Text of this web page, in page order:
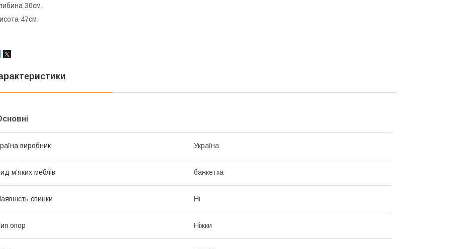
30см,
47см.
виробник Україна
м'яких меблів банкетка
спинки Ні
опор Ніжки